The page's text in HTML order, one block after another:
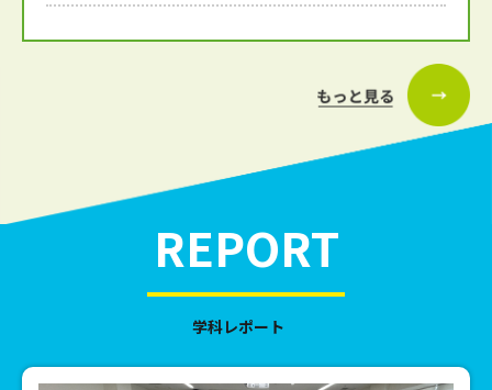
REPORT
学科レポート